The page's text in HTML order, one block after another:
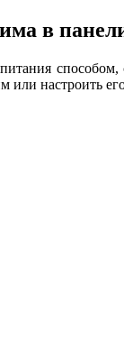
в
настроить